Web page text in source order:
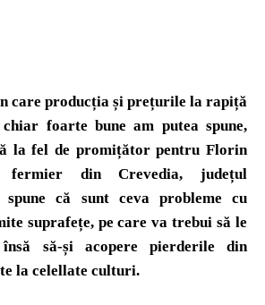
care producția și prețurile la rapiță
foarte bune am putea spune,
la fel de promițător pentru Florin
fermier din Crevedia, județul
spune că sunt ceva probleme cu
suprafețe, pe care va trebui să le
să-și acopere pierderile din
la celellate culturi.